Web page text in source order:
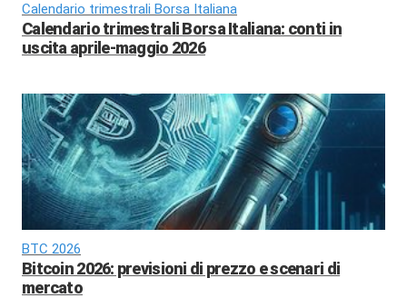
Calendario trimestrali Borsa Italiana
Calendario trimestrali Borsa Italiana: conti in
uscita aprile-maggio 2026
BTC 2026
Bitcoin 2026: previsioni di prezzo e scenari di
mercato